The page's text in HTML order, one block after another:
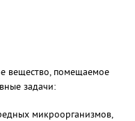
вещество, помещаемое
задачи:
микроорганизмов,